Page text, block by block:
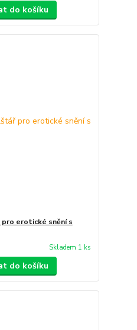
do košíku
erotické snění s
Skladem 1 ks
do košíku